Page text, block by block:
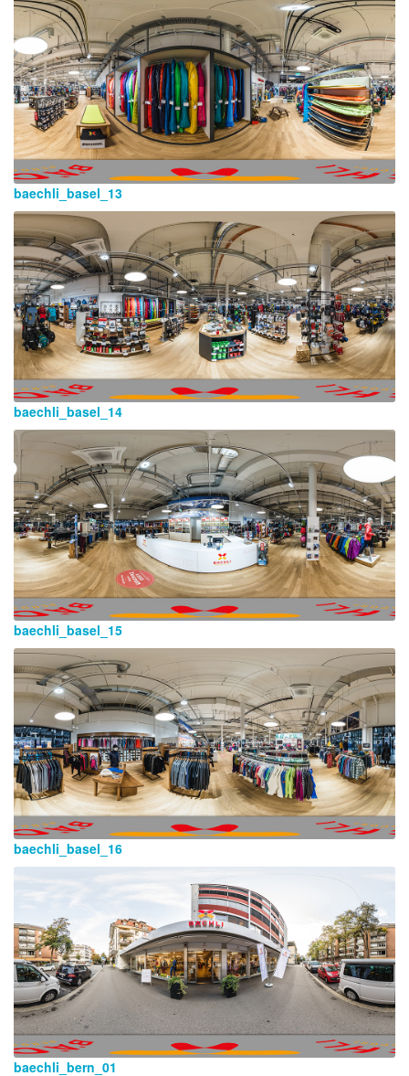
baechli_basel_13
baechli_basel_14
baechli_basel_15
baechli_basel_16
baechli_bern_01